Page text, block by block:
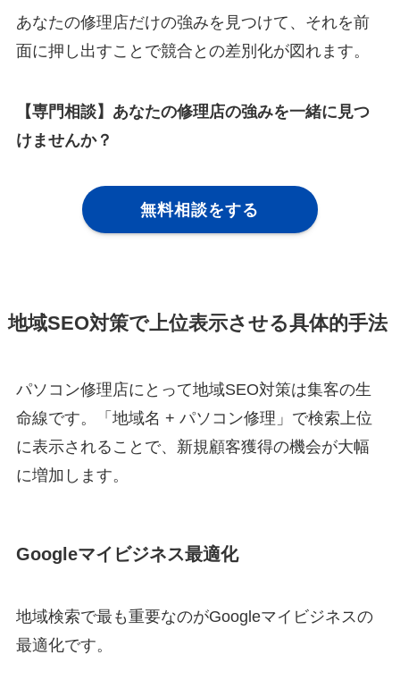
あなたの修理店だけの強みを見つけて、それを前
面に押し出すことで競合との差別化が図れます。
【専門相談】あなたの修理店の強みを一緒に見つ
けませんか？
無料相談をする
地域SEO対策で上位表示させる具体的手法
パソコン修理店にとって地域SEO対策は集客の生
命線です。「地域名 + パソコン修理」で検索上位
に表示されることで、新規顧客獲得の機会が大幅
に増加します。
Googleマイビジネス最適化
地域検索で最も重要なのがGoogleマイビジネスの
最適化です。